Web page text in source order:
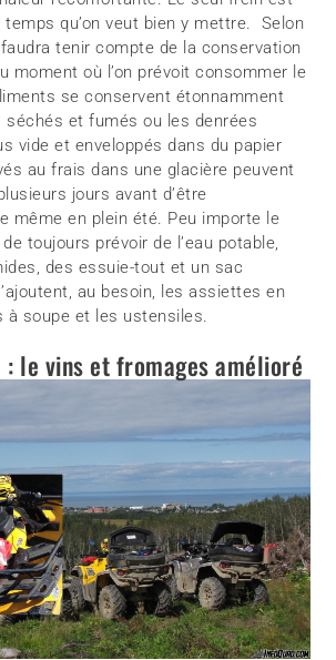
temps qu’on veut bien y mettre. Selon
tenir compte de la conservation
moment où l’on prévoit consommer le
se conservent étonnamment
séchés et fumés ou les denrées
vide et enveloppés dans du papier
au frais dans une glacière peuvent
jours avant d’être
même en plein été. Peu importe le
toujours prévoir de l’eau potable,
des essuie-tout et un sac
au besoin, les assiettes en
à soupe et les ustensiles.
: le vins et fromages amélioré